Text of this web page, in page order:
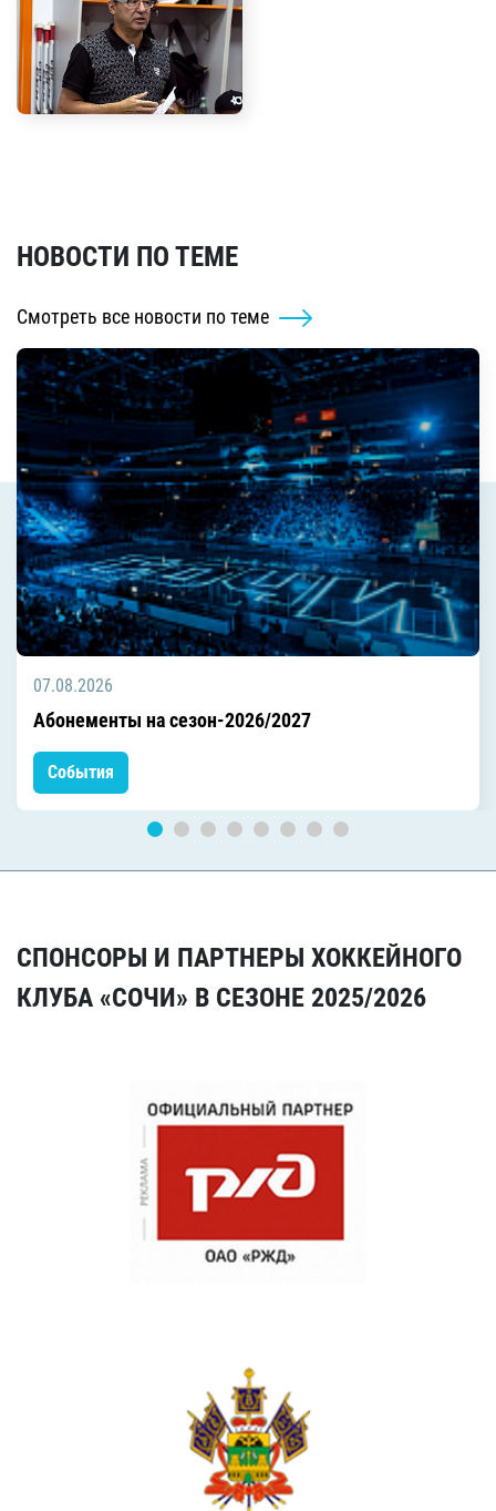
НОВОСТИ ПО ТЕМЕ
Смотреть все новости по теме
07.08.2026
Абонементы на сезон-2026/2027
События
СПОНСОРЫ И ПАРТНЕРЫ ХОККЕЙНОГО
КЛУБА «СОЧИ» В СЕЗОНЕ 2025/2026